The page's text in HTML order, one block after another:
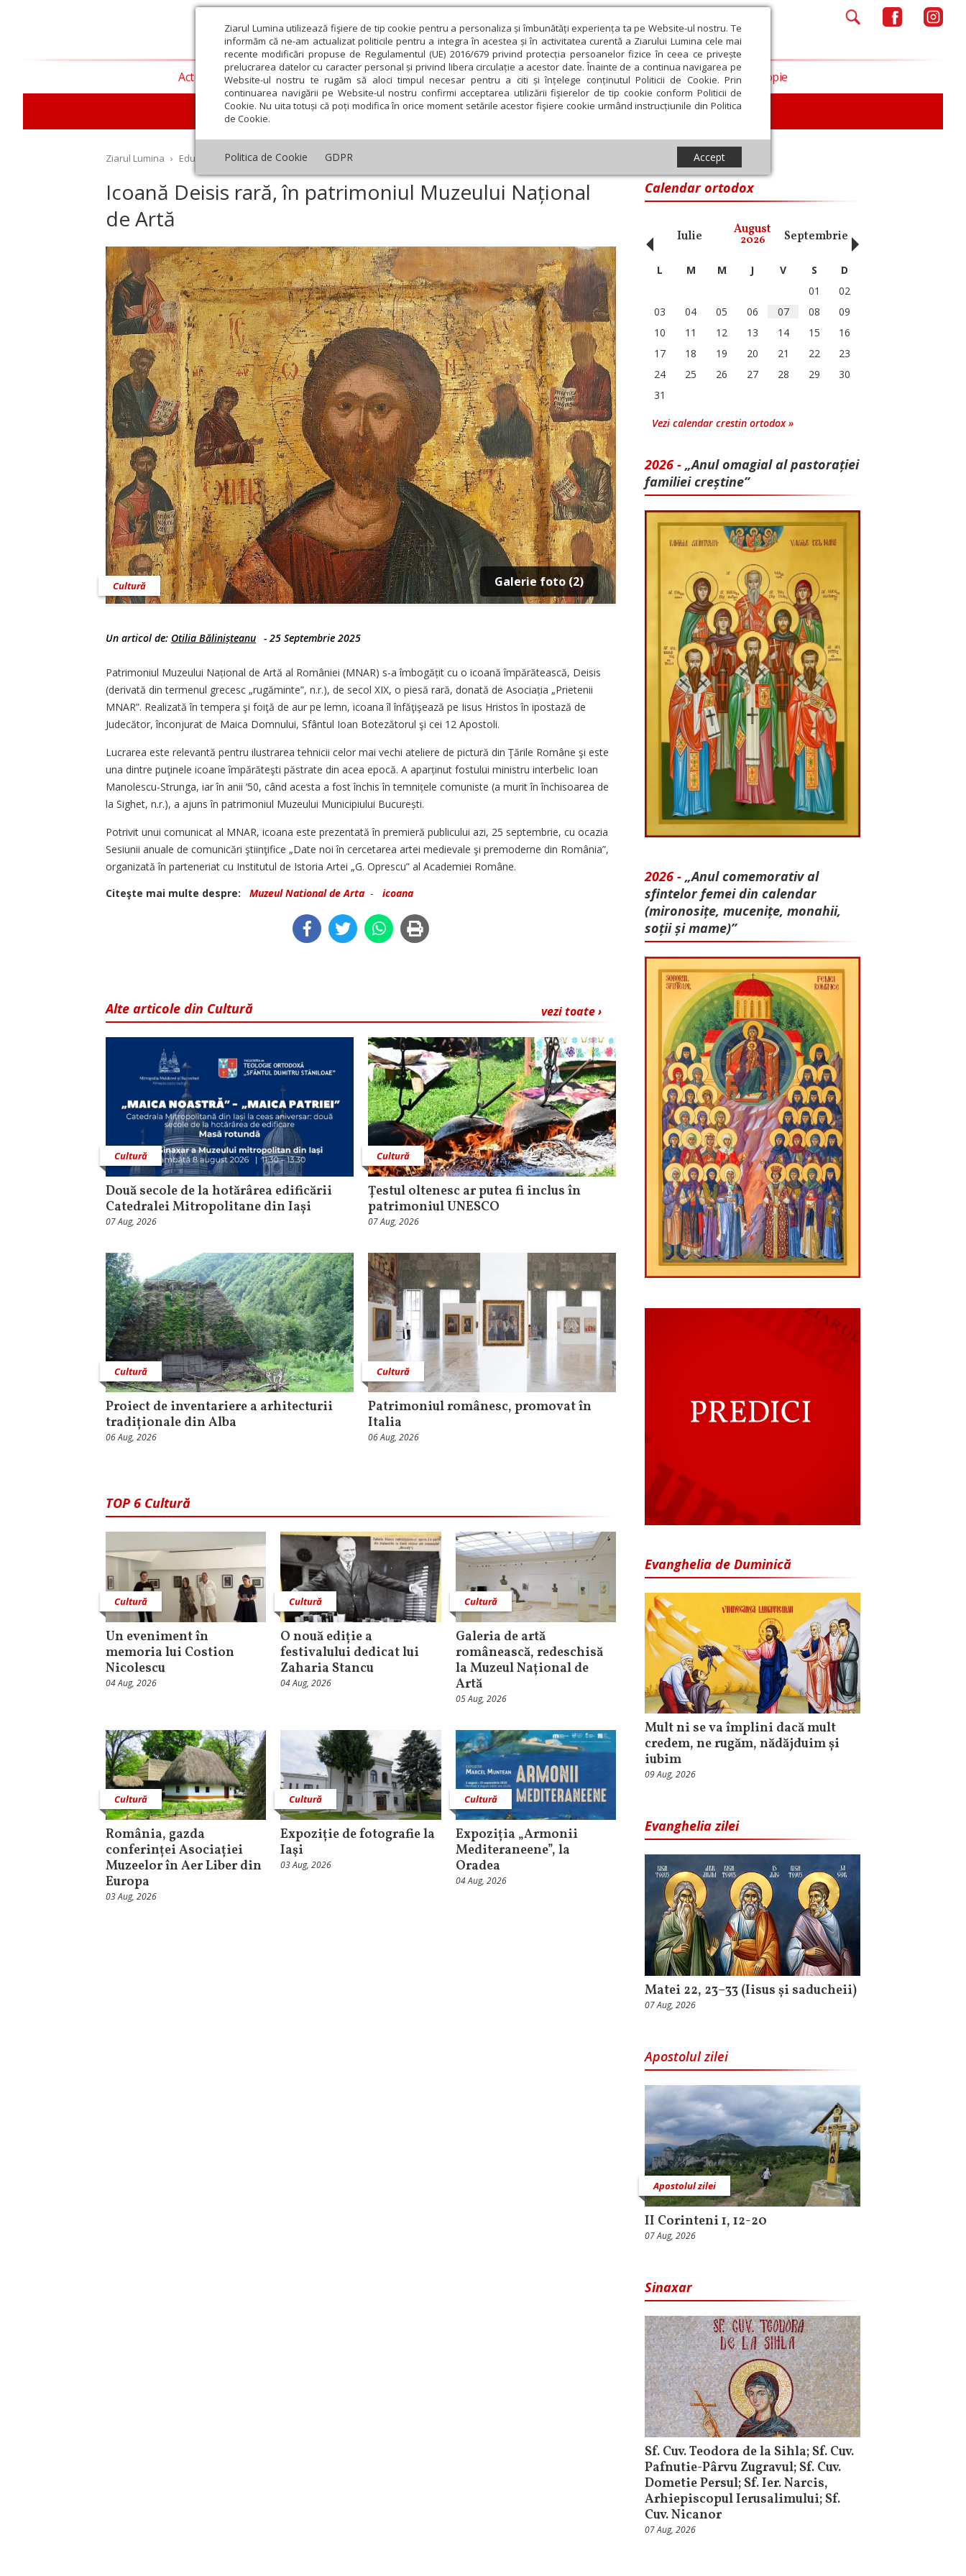
Ziarul Lumina utilizează fişiere de tip cookie pentru a personaliza și îmbunătăți experiența ta pe Website-ul nostru. Te
informăm că ne-am actualizat politicile pentru a integra în acestea și în activitatea curentă a Ziarului Lumina cele mai
recente modificări propuse de Regulamentul (UE) 2016/679 privind protecția persoanelor fizice în ceea ce privește
prelucrarea datelor cu caracter personal și privind libera circulație a acestor date. Înainte de a continua navigarea pe
Website-ul nostru te rugăm să aloci timpul necesar pentru a citi și înțelege conținutul Politicii de Cookie. Prin
continuarea navigării pe Website-ul nostru confirmi acceptarea utilizării fişierelor de tip cookie conform Politicii de
Cookie. Nu uita totuși că poți modifica în orice moment setările acestor fişiere cookie urmând instrucțiunile din Politica
de Cookie.
Politica de Cookie GDPR Accept
Actualitate religioasă Teologie și spiritualitate Educaţie și Cultură
Educaţie Lumina literară şi artistică Cultură Interviu
Societate Opinii Filantropie
Ziarul Lumina › Educaţie și Cultură › Cultură Icoană Deisis rară, în patrimoniul Muzeului Național de Artă
Icoană Deisis rară, în patrimoniul Muzeului Național
de Artă
Galerie foto (2)
Cultură
Un articol de: Otilia Bălinișteanu - 25 Septembrie 2025
Patrimoniul Muzeului Națio­nal de Artă al României (MNAR) s-a îmbogățit cu o icoană împărătească, Deisis
(derivată din termenul grecesc „rugăminte”, n.r.), de secol XIX, o piesă rară, donată de Asociația „Prietenii
MNAR”. Realizată în tempera şi foiţă de aur pe lemn, icoana îl înfăţişează pe Iisus Hristos în ipostază de
Judecător, înconjurat de Maica Domnului, Sfântul Ioan Botezătorul şi cei 12 Apostoli.
Lucrarea este relevantă pentru ilustrarea tehnicii celor mai vechi ateliere de pictură din Ţările Române şi este
una dintre puţinele icoane împărăteşti păstrate din acea epocă. A aparținut fostului ministru interbelic Ioan
Manolescu-Strunga, iar în anii ‘50, când acesta a fost închis în temnițele comuniste (a murit în închisoarea de
la Sighet, n.r.), a ajuns în patrimoniul Muzeului Municipiului București.
Potrivit unui comunicat al MNAR, icoana este prezentată în premieră publicului azi, 25 septembrie, cu ocazia
Sesiunii anuale de comunicări ştiinţifice „Date noi în cercetarea artei medievale şi premoderne din România”,
organizată în parteneriat cu Institutul de Istoria Artei „G. Oprescu” al Academiei Române.
Citeşte mai multe despre:
Muzeul National de Arta - icoana
vezi toate ›
Alte articole din Cultură
Cultură
Două secole de la hotărârea edificării
Catedralei Mitropolitane din Iași
07 Aug, 2026
Cultură
Țestul oltenesc ar putea fi inclus în
patrimoniul UNESCO
07 Aug, 2026
Cultură
Proiect de inventariere a arhitecturii
tradiționale din Alba
06 Aug, 2026
Cultură
Patrimoniul românesc, promovat în
Italia
06 Aug, 2026
TOP 6 Cultură
Cultură
Un eveniment în
memoria lui Costion
Nicolescu
04 Aug, 2026
Cultură
O nouă ediție a
festivalului dedicat lui
Zaharia Stancu
04 Aug, 2026
Cultură
Galeria de artă
românească, redeschisă
la Muzeul Național de
Artă
05 Aug, 2026
Cultură
România, gazda
conferinței Asociației
Muzeelor în Aer Liber din
Europa
03 Aug, 2026
Cultură
Expoziție de fotografie la
Iaşi
03 Aug, 2026
Cultură
Expoziția „Armonii
Mediteraneene”, la
Oradea
04 Aug, 2026
Calendar ortodox
Iulie August
2026 Septembrie Octombrie
‹ L M M J V S
D
01
02
03
04 05 06 07 08
09
10
11 12 13 14 15
16
17
18 19 20 21 22
23
24
25 26 27 28 29
30
31
Vezi calendar crestin ortodox »
2026 - „Anul omagial al pastorației
familiei creștine”
2026 - „Anul comemorativ al
sfintelor femei din calendar
(mironosițe, mu­cenițe, monahii,
soții și mame)”
Evanghelia de Duminică
Mult ni se va împlini dacă mult
credem, ne rugăm, nădăjduim și
iubim
09 Aug, 2026
Evanghelia zilei
Matei 22, 23–33 (Iisus și saducheii)
07 Aug, 2026
Apostolul zilei
Apostolul zilei
II Corinteni 1, 12-20
07 Aug, 2026
Sinaxar
Sf. Cuv. Teodora de la Sihla; Sf. Cuv.
Pafnutie-Pârvu Zugravul; Sf. Cuv.
Dometie Persul; Sf. Ier. Narcis,
Arhiepiscopul Ierusalimului; Sf.
Cuv. Nicanor
07 Aug, 2026